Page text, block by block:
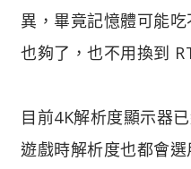
異，畢竟記憶體可能
也夠了，也不用換到
目前4K解析度顯示器
遊戲時解析度也都會